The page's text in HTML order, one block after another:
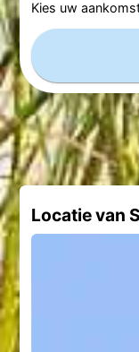
Kies uw
Locatie van